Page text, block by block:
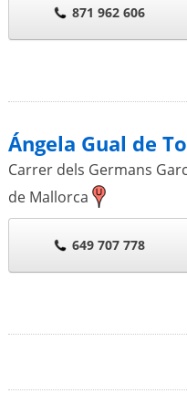
871 962 606
Ángela Gual de
Carrer dels Germans
de Mallorca
649 707 778